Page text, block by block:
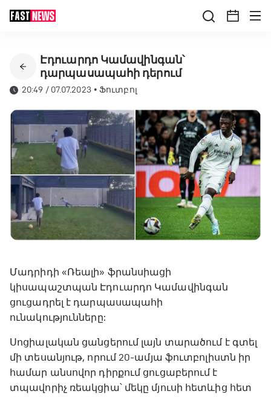
Էդուարդո Կամավինգան՝
դարպասապահի դերում
20:49 / 07.07.2023 •Ֆուտբոլ
Մադրիդի «Ռեալի» ֆրանսիացի
կիսապաշտպան Էդուարդո Կամավինգան
ցուցադրել է դարպասապահի
ունակությունները:
Սոցիալական ցանցերում լայն տարածում է գտել
մի տեսանյութ, որում 20-ամյա ֆուտբոլիստն իր
համար անսովոր դիրքում ցուցաբերում է
տպավորիչ ռեակցիա՝ մեկը մյուսի հետևից հետ